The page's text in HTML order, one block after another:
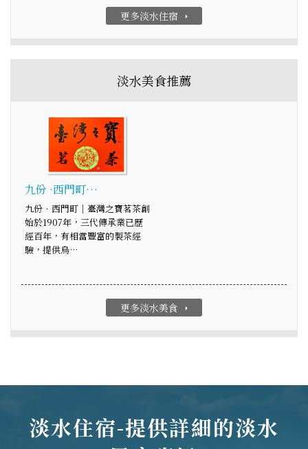
更多淡水住宿 arrow_right
淡水美食推薦
九份 ·西門町…
九份．西門町｜臺灣之寶茗茶創
始於1907年，三代傳承業已歷
經百年，有相當豐富的製茶經
驗，提供烏…
更多淡水美食 arrow_right
淡水住宿-提供詳細的淡水